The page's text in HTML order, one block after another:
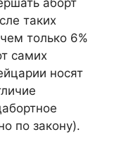
таких
только 6%
самих
носят
по закону).